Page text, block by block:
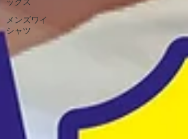
メンズワイ
シャツ